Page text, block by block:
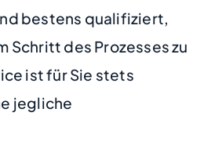
bestens qualifiziert,
Schritt des Prozesses zu
ist für Sie stets
jegliche